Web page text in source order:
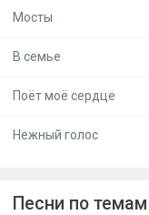
Мосты
В семье
Поёт моё сердце
Нежный голос
Песни по темам